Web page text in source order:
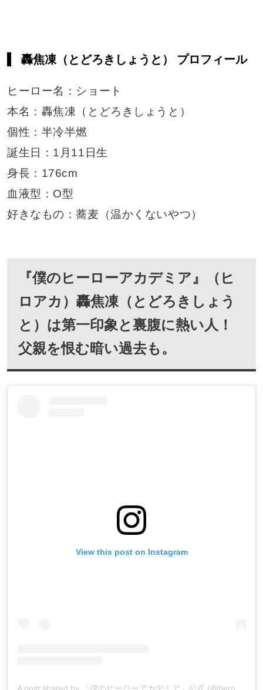
轟焦凍（とどろきしょうと） プロフィール
ヒーロー名：ショート
本名：轟焦凍（とどろきしょうと）
個性：半冷半燃
誕生日：1月11日生
身長：176cm
血液型：O型
好きなもの：蕎麦（温かくないやつ）
『僕のヒーローアカデミア』（ヒ
ロアカ）轟焦凍（とどろきしょう
と）は第一印象と裏腹に熱い人！
父親を恨む暗い過去も。
View this post on Instagram